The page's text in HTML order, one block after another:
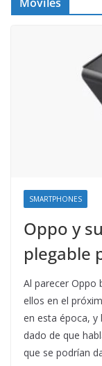
SMARTPHONES
Oppo y
plegable
Al parecer Oppo
ellos en el
en esta época, y
dado de que
que se podrían